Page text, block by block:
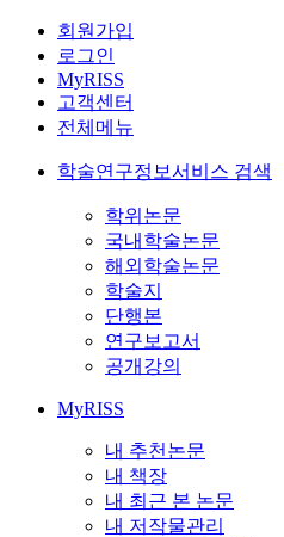
회원가입
로그인
MyRISS
고객센터
전체메뉴
학술연구정보서비스 검색
학위논문
국내학술논문
해외학술논문
학술지
단행본
연구보고서
공개강의
MyRISS
내 추천논문
내 책장
내 최근 본 논문
내 저작물관리